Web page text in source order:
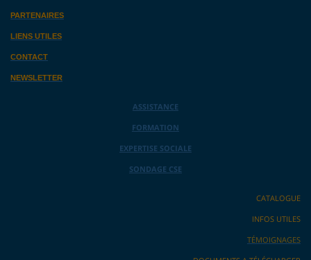
PARTENAIRES
LIENS UTILES
CONTACT
NEWSLETTER
ASSISTANCE
FORMATION
EXPERTISE SOCIALE
SONDAGE CSE
CATALOGUE
INFOS UTILES
TÉMOIGNAGES